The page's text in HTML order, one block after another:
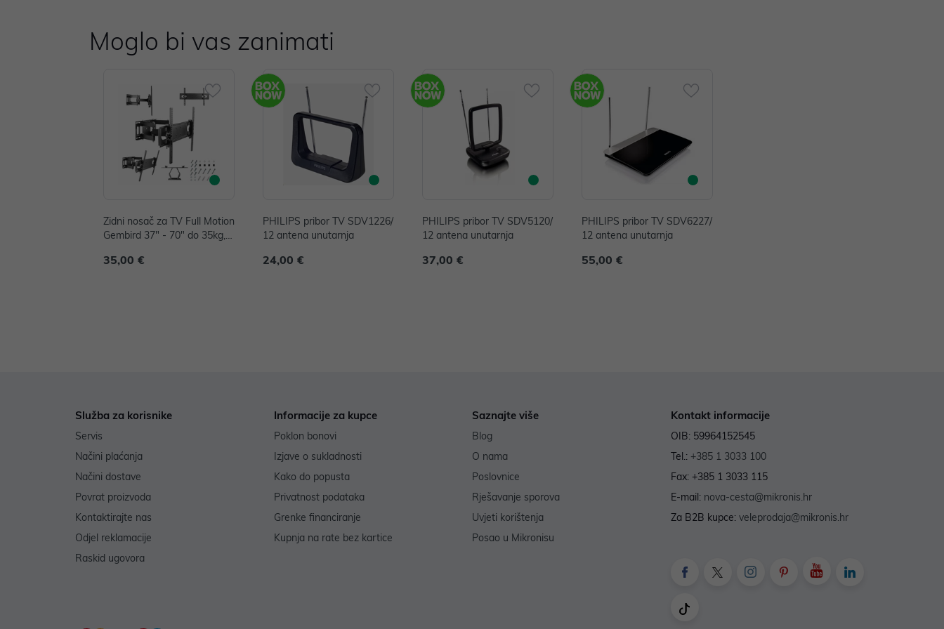
Moglo bi vas zanimati
Zidni nosač za TV Full Motion
Gembird 37" - 70" do 35kg,
35,00 €
PHILIPS pribor TV SDV1226/
12 antena unutarnja
24,00 €
PHILIPS pribor TV SDV5120/
12 antena unutarnja
37,00 €
PHILIPS pribor TV SDV6227/
12 antena unutarnja
55,00 €
Služba za korisnike
Servis
Načini plaćanja
Načini dostave
Povrat proizvoda
Kontaktirajte nas
Odjel reklamacije
Raskid ugovora
Informacije za kupce
Poklon bonovi
Izjave o sukladnosti
Kako do popusta
Privatnost podataka
Grenke financiranje
Kupnja na rate bez kartice
Saznajte više
Blog
O nama
Poslovnice
Rješavanje sporova
Uvjeti korištenja
Posao u Mikronisu
Kontakt informacije
OIB: 59964152545
Tel.: +385 1 3033 100
Fax: +385 1 3033 115
E-mail: nova-cesta@mikronis.hr
Za B2B kupce: veleprodaja@mikronis.hr